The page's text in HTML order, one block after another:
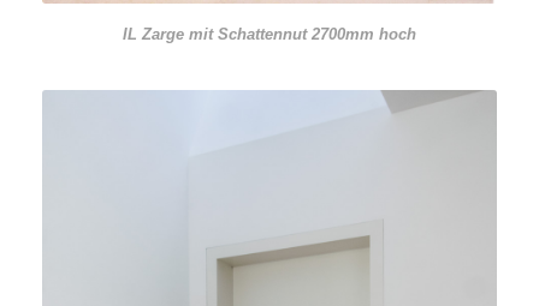
IL Zarge mit Schattennut 2700mm hoch